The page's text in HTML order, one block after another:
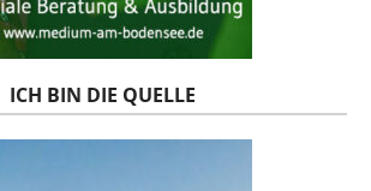
ICH BIN DIE QUELLE